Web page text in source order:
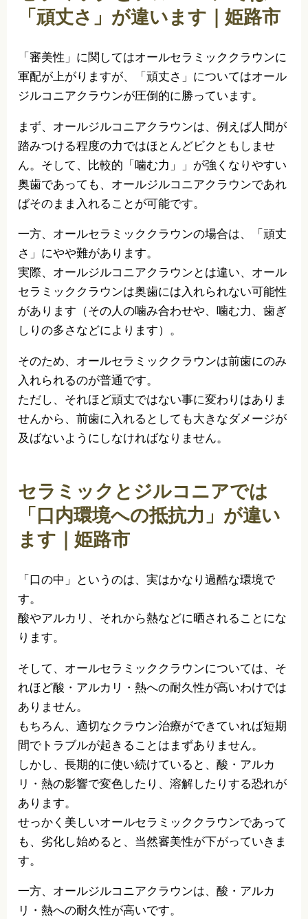
「頑丈さ」が違います｜姫路市
「審美性」に関してはオールセラミッククラウンに
軍配が上がりますが、「頑丈さ」についてはオール
ジルコニアクラウンが圧倒的に勝っています。
まず、オールジルコニアクラウンは、例えば人間が
踏みつける程度の力ではほとんどビクともしませ
ん。そして、比較的「噛む力」」が強くなりやすい
奥歯であっても、オールジルコニアクラウンであれ
ばそのまま入れることが可能です。
一方、オールセラミッククラウンの場合は、「頑丈
さ」にやや難があります。
実際、オールジルコニアクラウンとは違い、オール
セラミッククラウンは奥歯には入れられない可能性
があります（その人の噛み合わせや、噛む力、歯ぎ
しりの多さなどによります）。
そのため、オールセラミッククラウンは前歯にのみ
入れられるのが普通です。
ただし、それほど頑丈ではない事に変わりはありま
せんから、前歯に入れるとしても大きなダメージが
及ばないようにしなければなりません。
セラミックとジルコニアでは
「口内環境への抵抗力」が違い
ます｜姫路市
「口の中」というのは、実はかなり過酷な環境で
す。
酸やアルカリ、それから熱などに晒されることにな
ります。
そして、オールセラミッククラウンについては、そ
れほど酸・アルカリ・熱への耐久性が高いわけでは
ありません。
もちろん、適切なクラウン治療ができていれば短期
間でトラブルが起きることはまずありません。
しかし、長期的に使い続けていると、酸・アルカ
リ・熱の影響で変色したり、溶解したりする恐れが
あります。
せっかく美しいオールセラミッククラウンであって
も、劣化し始めると、当然審美性が下がっていきま
す。
一方、オールジルコニアクラウンは、酸・アルカ
リ・熱への耐久性が高いです。